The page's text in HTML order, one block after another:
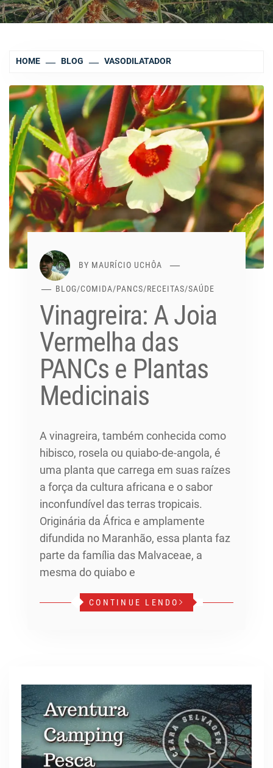
HOME BLOG VASODILATADOR
BY MAURÍCIO UCHÔA
BLOG/COMIDA/PANCS/RECEITAS/SAÚDE
Vinagreira: A Joia
Vermelha das
PANCs e Plantas
Medicinais
A vinagreira, também conhecida como
hibisco, rosela ou quiabo-de-angola, é
uma planta que carrega em suas raízes
a força da cultura africana e o sabor
inconfundível das terras tropicais.
Originária da África e amplamente
difundida no Maranhão, essa planta faz
parte da família das Malvaceae, a
mesma do quiabo e
CONTINUE LENDO